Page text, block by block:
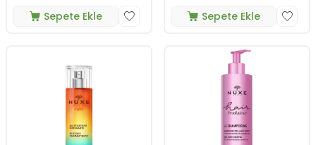
Sepete Ekle Sepete Ekle